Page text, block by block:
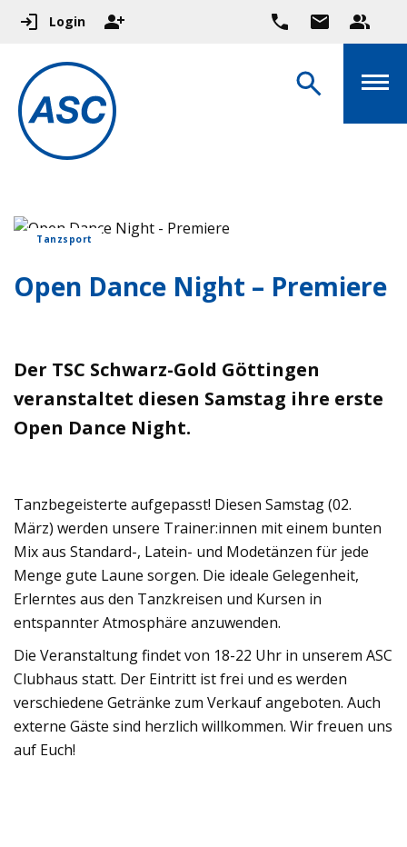
Login
Tanzsport
Open Dance Night – Premiere
Der TSC Schwarz-Gold Göttingen
veranstaltet diesen Samstag ihre erste
Open Dance Night.
Tanzbegeisterte aufgepasst! Diesen Samstag (02.
März) werden unsere Trainer:innen mit einem bunten
Mix aus Standard-, Latein- und Modetänzen für jede
Menge gute Laune sorgen. Die ideale Gelegenheit,
Erlerntes aus den Tanzkreisen und Kursen in
entspannter Atmosphäre anzuwenden.
Die Veranstaltung findet von 18-22 Uhr in unserem ASC
Clubhaus statt. Der Eintritt ist frei und es werden
verschiedene Getränke zum Verkauf angeboten. Auch
externe Gäste sind herzlich willkommen. Wir freuen uns
auf Euch!